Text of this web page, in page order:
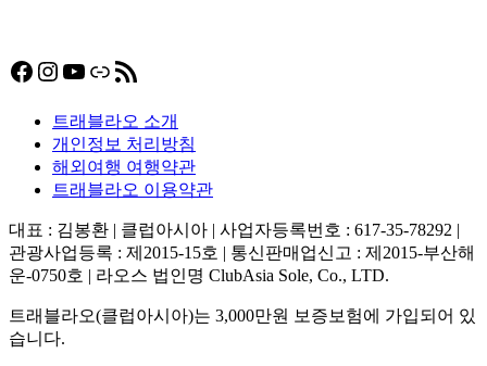
Facebook
Instagram
YouTube
링크RSS 피드
트래블라오 소개
개인정보 처리방침
해외여행 여행약관
트래블라오 이용약관
대표 : 김봉환 | 클럽아시아 | 사업자등록번호 : 617-35-78292 |
관광사업등록 : 제2015-15호 | 통신판매업신고 : 제2015-부산해
운-0750호 | 라오스 법인명 ClubAsia Sole, Co., LTD.
트래블라오(클럽아시아)는 3,000만원 보증보험에 가입되어 있
습니다.